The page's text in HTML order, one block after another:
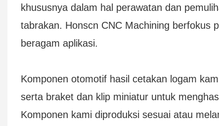
khususnya dalam hal perawatan dan
tabrakan. Honscn CNC Machining berfokus
beragam aplikasi.
Komponen otomotif hasil cetakan logam
serta braket dan klip miniatur untuk
Komponen kami diproduksi sesuai atau